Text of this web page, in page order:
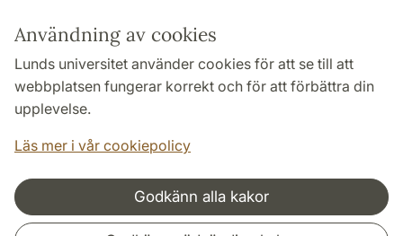
Användning av cookies
Lunds universitet använder cookies för att se till att
webbplatsen fungerar korrekt och för att förbättra din
upplevelse.
Läs mer i vår cookiepolicy
Godkänn alla kakor
TYPO3-login
Följ oss i sociala medier
Samarbeten och nätverk